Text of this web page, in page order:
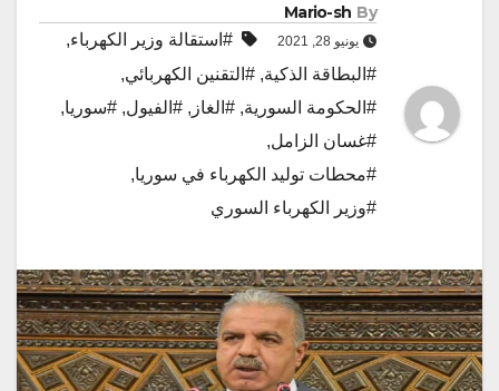
By
Mario-sh
يونيو 28, 2021 #استقالة وزير الكهرباء,
#البطاقة الذكية, #التقنين الكهربائي,
#الحكومة السورية, #الغاز , #الفيول, #سوريا,
#غسان الزامل,
#محطات توليد الكهرباء في سوريا,
#وزير الكهرباء السوري